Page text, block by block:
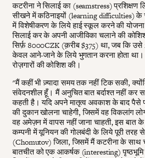
कटरीना ने सिलाई का (seamstress) प्रशिक्षण
सीखने में कठिनाइयों (learning difficulties) के
में विशेषीकरण के लिये हाई स्कूल करने की
सिलाई कर के अपनी आजीविका चलाने की
सिर्फ़ 8000CZK (क़रीब $375) था, जब कि उसे
केवल आने-जाने के लिये भुगतान करना होता
रोज़गारों की कोशिश की।
"मैं कहीं भी ज़्यादा समय तक नहीं टिक सकी,
संवेदनशील हूँ। मैं अनुचित बात बर्दाश्त नहीं कर
कहती है। यदि अपने मातृत्व अवकाश के बाद पैसे
की दुकान खोलना चाहेगी, जिसमें वह विकलांग
वह अमेज़न में वापस नहीं जाना चाहती, इस बात
कम्पनी में यूनियन की गोलबंदी के लिये पूरी तरह
(Chomutov) जिला, जिसमें मैं कटरीना के साथ
बातचीत को एक आकर्षक (interesting) पृष्ठभूमि